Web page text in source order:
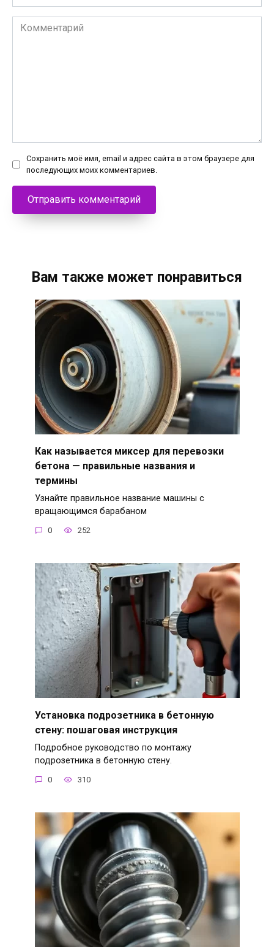
Комментарий
Сохранить моё имя, email и адрес сайта в этом браузере для
последующих моих комментариев.
Вам также может понравиться
Как называется миксер для перевозки
бетона — правильные названия и
термины
Узнайте правильное название машины с
вращающимся барабаном
0 252
Установка подрозетника в бетонную
стену: пошаговая инструкция
Подробное руководство по монтажу
подрозетника в бетонную стену.
0 310